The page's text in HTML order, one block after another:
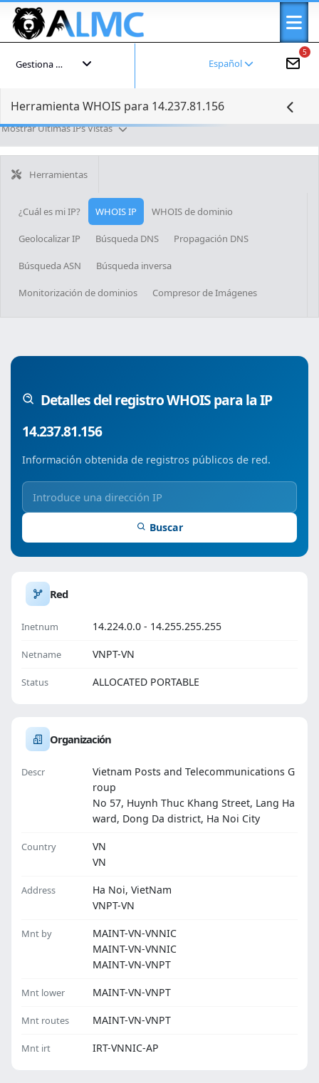
5
Español
Gestiona tu cuenta
Herramienta WHOIS para 14.237.81.156
Mostrar Últimas IPs Vistas
Herramientas
¿Cuál es mi IP? WHOIS IP WHOIS de dominio
Geolocalizar IP Búsqueda DNS Propagación DNS
Búsqueda ASN Búsqueda inversa
Monitorización de dominios Compresor de Imágenes
Detalles del registro WHOIS para la IP
14.237.81.156
Información obtenida de registros públicos de red.
Buscar
Red
Inetnum 14.224.0.0 - 14.255.255.255
Netname VNPT-VN
Status ALLOCATED PORTABLE
Organización
Descr
Vietnam Posts and Telecommunications G
roup
No 57, Huynh Thuc Khang Street, Lang Ha
ward, Dong Da district, Ha Noi City
Country
VN
VN
Address
Ha Noi, VietNam
VNPT-VN
Mnt by
MAINT-VN-VNNIC
MAINT-VN-VNNIC
MAINT-VN-VNPT
Mnt lower MAINT-VN-VNPT
Mnt routes MAINT-VN-VNPT
Mnt irt IRT-VNNIC-AP